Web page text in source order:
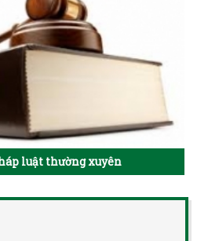
luật thường xuyên